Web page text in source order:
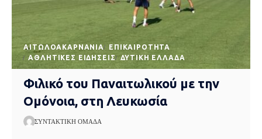
AΙΤΩΛΟΑΚΑΡΝΑΝΊΑ
EΠΙΚΑΙΡΌΤΗΤΑ
ΑΘΛΗΤΙΚΈΣ ΕΙΔΉΣΕΙΣ
ΔΥΤΙΚΉ ΕΛΛΆΔΑ
Φιλικό του Παναιτωλικού με την
Ομόνοια, στη Λευκωσία
ΣΥΝΤΑΚΤΙΚΉ ΟΜΆΔΑ